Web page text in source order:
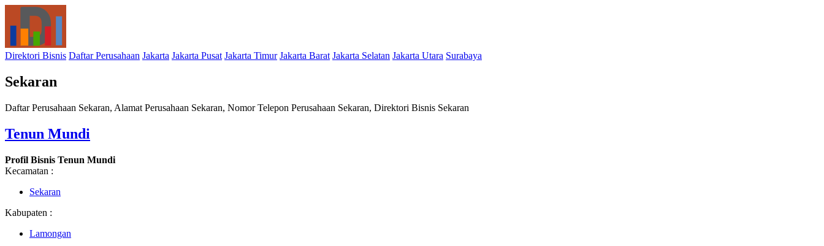
Direktori Bisnis Daftar Perusahaan Jakarta Jakarta Pusat Jakarta Timur Jakarta Barat Jakarta Selatan Jakarta Utara Surabaya
Sekaran
Daftar Perusahaan Sekaran, Alamat Perusahaan Sekaran, Nomor Telepon Perusahaan Sekaran, Direktori Bisnis Sekaran
Tenun Mundi
Profil Bisnis Tenun Mundi
Kecamatan :
Sekaran
Kabupaten :
Lamongan